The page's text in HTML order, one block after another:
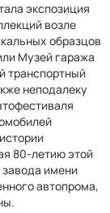
экспозиция
возле
образцов
Музей гаража
транспортный
неподалеку
80-летию этой
завода имени
автопрома,